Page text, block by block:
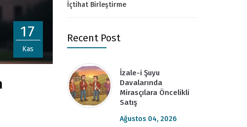
17
Kas
İçtihat Birleştirme
Recent Post
İzale-i Şuyu
Davalarında
Mirasçılara Öncelikli
Satış
Ağustos 04, 2026